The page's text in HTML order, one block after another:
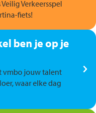
Verkeersspel
fiets!
ben je op je
vmbo jouw talent
waar elke dag